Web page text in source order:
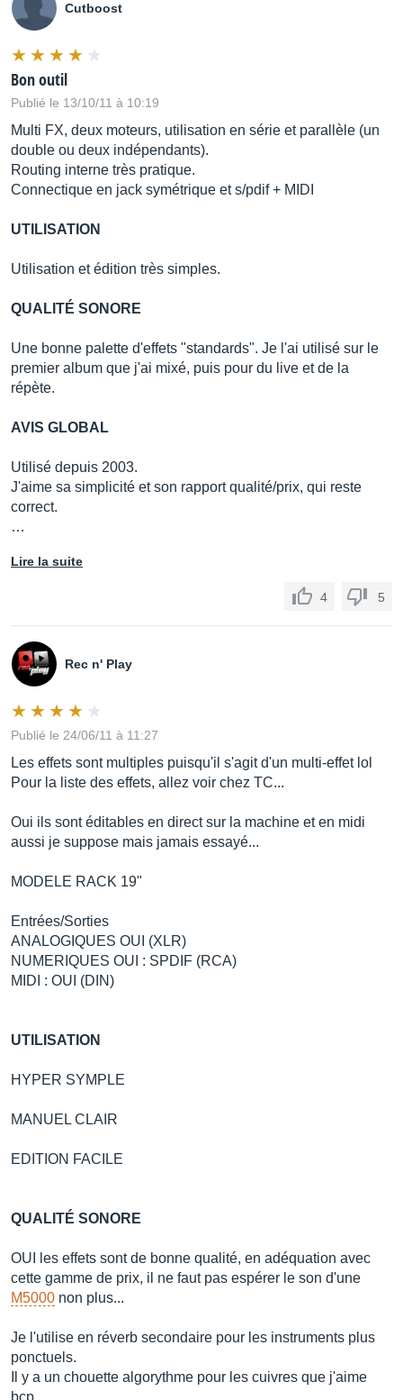
Cutboost
Bon outil
Publié le 13/10/11 à 10:19
Multi FX, deux moteurs, utilisation en série et parallèle (un
double ou deux indépendants).
Routing interne très pratique.
Connectique en jack symétrique et s/pdif + MIDI
UTILISATION
Utilisation et édition très simples.
QUALITÉ SONORE
Une bonne palette d'effets "standards". Je l'ai utilisé sur le
premier album que j'ai mixé, puis pour du live et de la
répète.
AVIS GLOBAL
Utilisé depuis 2003.
J'aime sa simplicité et son rapport qualité/prix, qui reste
correct.
…
Lire la suite
4 5
Rec n' Play
Publié le 24/06/11 à 11:27
Les effets sont multiples puisqu'il s'agit d'un multi-effet lol
Pour la liste des effets, allez voir chez TC...
Oui ils sont éditables en direct sur la machine et en midi
aussi je suppose mais jamais essayé...
MODELE RACK 19"
Entrées/Sorties
ANALOGIQUES OUI (XLR)
NUMERIQUES OUI : SPDIF (RCA)
MIDI : OUI (DIN)
UTILISATION
HYPER SYMPLE
MANUEL CLAIR
EDITION FACILE
QUALITÉ SONORE
OUI les effets sont de bonne qualité, en adéquation avec
cette gamme de prix, il ne faut pas espérer le son d'une
M5000 non plus...
Je l'utilise en réverb secondaire pour les instruments plus
ponctuels.
Il y a un chouette algorythme pour les cuivres que j'aime
bcp...